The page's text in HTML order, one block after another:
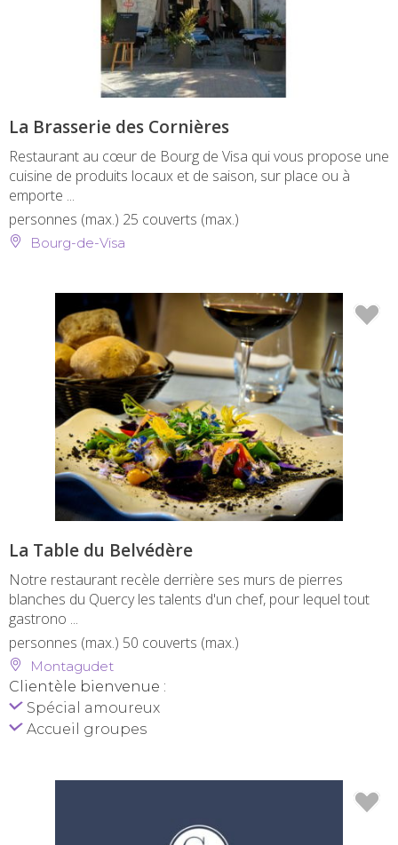
La Brasserie des Cornières
Restaurant au cœur de Bourg de Visa qui vous propose une
cuisine de produits locaux et de saison, sur place ou à
emporte ...
personnes (max.) 25 couverts (max.)
Bourg-de-Visa
La Table du Belvédère
Notre restaurant recèle derrière ses murs de pierres
blanches du Quercy les talents d'un chef, pour lequel tout
gastrono ...
personnes (max.) 50 couverts (max.)
Montagudet
Clientèle bienvenue :
Spécial amoureux
Accueil groupes